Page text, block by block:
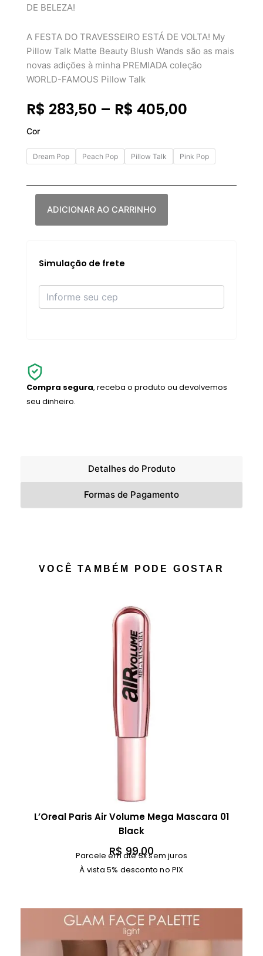
DE BELEZA!
A FESTA DO TRAVESSEIRO ESTÁ DE VOLTA! My
Pillow Talk Matte Beauty Blush Wands são as mais
novas adições à minha PREMIADA coleção
WORLD-FAMOUS Pillow Talk
R$ 283,50 – R$ 405,00
R$ 283,50
através
Cor
Dream Pop Peach Pop Pillow Talk Pink Pop
TILBURY
-
PILLOW
MATTE
BEAUTY
BLUSHADICIONAR AO CARRINHO
Simulação de frete
Compra segura, receba o produto ou devolvemos
seu dinheiro.
Detalhes do Produto
Formas de Pagamento
VOCÊ TAMBÉM PODE GOSTAR
L’Oreal Paris Air Volume Mega Mascara 01
Black
R$99,00
Parcele em até 3x sem juros
À vista 5% desconto no PIX